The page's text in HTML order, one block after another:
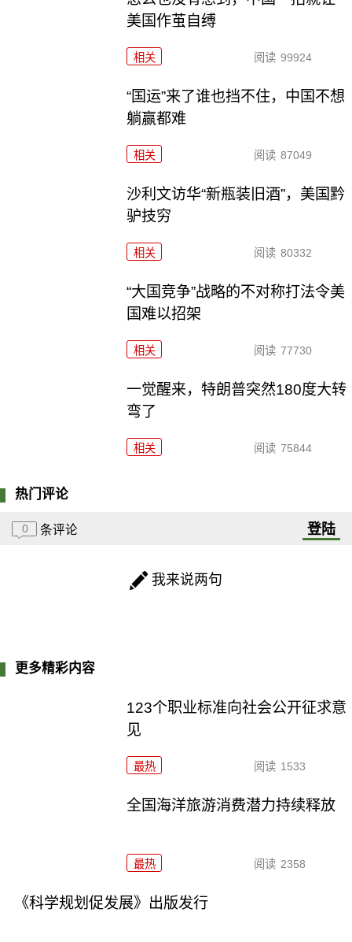
美国作茧自缚
相关 阅读 99924
“国运”来了谁也挡不住，中国不想
躺赢都难
相关 阅读 87049
沙利文访华“新瓶装旧酒”，美国黔
驴技穷
相关 阅读 80332
“大国竞争”战略的不对称打法令美
国难以招架
相关 阅读 77730
一觉醒来，特朗普突然180度大转
弯了
相关 阅读 75844
热门评论
0 条评论 登陆
我来说两句
更多精彩内容
123个职业标准向社会公开征求意
见
最热 阅读 1533
全国海洋旅游消费潜力持续释放
最热 阅读 2358
《科学规划促发展》出版发行